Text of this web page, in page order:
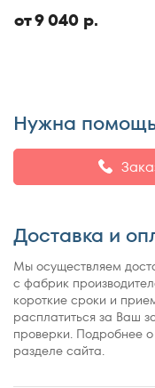
от 9 040 р.
Нужна
Доставка и
Мы осуществляем
с фабрик
короткие сроки и
расплатиться за Ваш
проверки. Подробнее
разделе сайта.